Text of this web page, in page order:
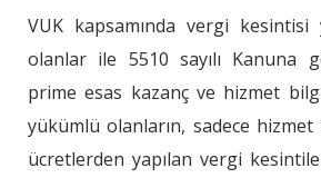
VUK kapsamında vergi kesintisi
olanlar ile 5510 sayılı Kanuna
prime esas kazanç ve hizmet
yükümlü olanların, sadece hizmet
ücretlerden yapılan vergi